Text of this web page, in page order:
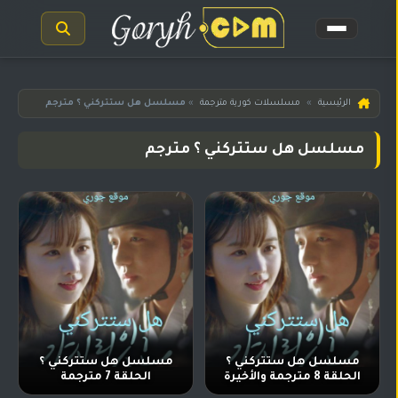
الرئيسية
مسلسلات
هندية
المترجمة
مسلسلات
هندية
مدبلجة
أفلام
هندية
مسلسلات
تركية
مسلسلات
مسلسلات
الرئيسية » مسلسلات كورية مترجمة » مسلسل هل ستتركني ؟ مترجم
مسلسل هل ستتركني ؟ مترجم
مسلسل هل ستتركني ؟
الحلقة 8 مترجمة والأخيرة
مسلسل هل ستتركني ؟
الحلقة 7 مترجمة